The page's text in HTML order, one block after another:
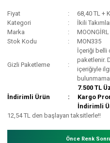
Fiyat
68,40 TL +
Kategori
İkili
Marka
MOONGİRL
Stok Kodu
MON335
Gizli Paketleme
İçeriği belli
paketlenir.
içeriğiyle
İndirimli Ürün
7.500 TL
Kargo
İndirimli
12,54 TL den başlayan taksitlerle!!
Önce Renk